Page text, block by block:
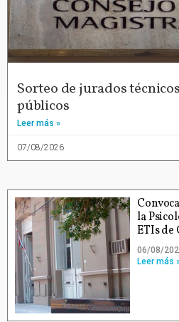
Sorteo de jurados
públicos
Leer más »
07/08/2026
la
ETIs de
06/08/
Leer más